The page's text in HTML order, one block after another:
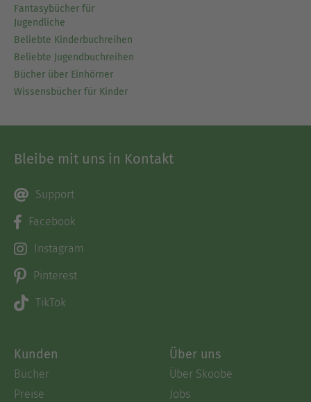
Fantasybücher für
Jugendliche
Beliebte Kinderbuchreihen
Beliebte Jugendbuchreihen
Bücher über Einhörner
Wissensbücher für Kinder
Bleibe mit uns in Kontakt
Support
Facebook
Instagram
Pinterest
TikTok
Kunden
Bücher
Preise
Über uns
Über Skoobe
Jobs